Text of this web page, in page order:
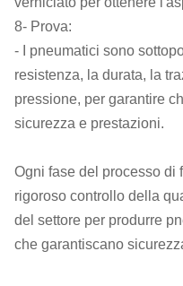
8- Prova:
- I pneumatici sono
resistenza, la durata, la
pressione, per garantire
sicurezza e prestazioni.
Ogni fase del processo di
rigoroso controllo della
del settore per produrre
che garantiscano